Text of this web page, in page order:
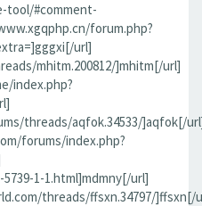
tool/#comment-
forum.php?
url]
mhitm.200812/]mhitm[/url]
index.php?
threads/aqfok.34533/]aqfok[/
forums/index.php?
1-1.html]mdmny[/url]
threads/ffsxn.34797/]ffsxn[/